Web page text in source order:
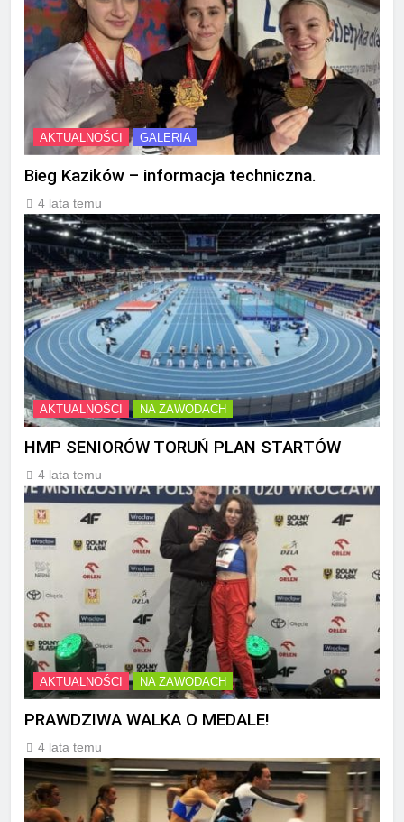
AKTUALNOŚCI GALERIA
Bieg Kazików – informacja techniczna.
4 lata temu
AKTUALNOŚCI NA ZAWODACH
HMP SENIORÓW TORUŃ PLAN STARTÓW
4 lata temu
AKTUALNOŚCI NA ZAWODACH
PRAWDZIWA WALKA O MEDALE!
4 lata temu